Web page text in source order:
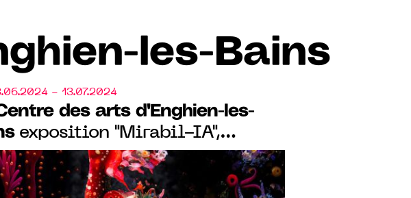
les-Bains
- 13.07.2024
des arts d'Enghien-les-
exposition "Mirabil-IA",
l’IA métamorphose la